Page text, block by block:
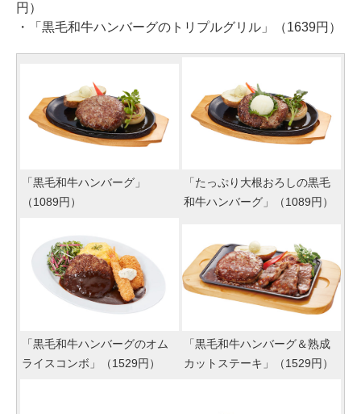
円）
・「黒毛和牛ハンバーグのトリプルグリル」（1639円）
「黒毛和牛ハンバーグ」
（1089円）
「たっぷり大根おろしの黒毛
和牛ハンバーグ」（1089円）
「黒毛和牛ハンバーグのオム
ライスコンボ」（1529円）
「黒毛和牛ハンバーグ＆熟成
カットステーキ」（1529円）